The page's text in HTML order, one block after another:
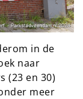
in de
naar
(23 en 30)
meer